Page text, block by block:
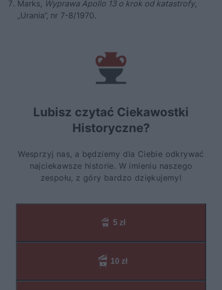
Marks, Wyprawa Apollo 13 o krok od katastrofy,
„Urania”, nr 7-8/1970.